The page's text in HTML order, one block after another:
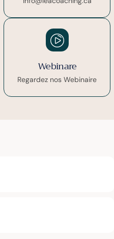
Webinare
Regardez nos Webinaire